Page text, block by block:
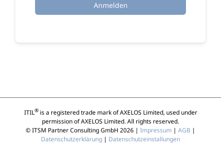
Anmelden
ITIL®is a registered trade mark of AXELOS Limited, used under
permission of AXELOS Limited. All rights reserved.
© ITSM Partner Consulting GmbH 2026 | Impressum | AGB |
Datenschutzerklärung | Datenschutzeinstallungen